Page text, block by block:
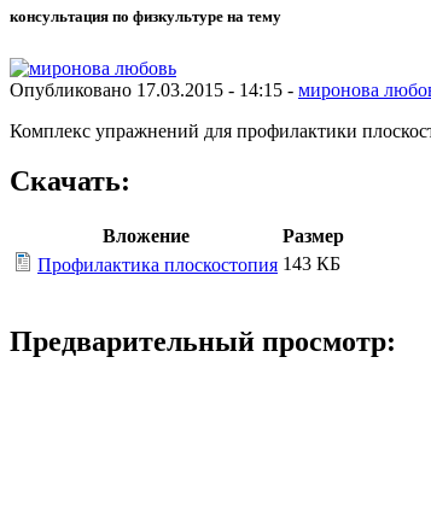
консультация по физкультуре на тему
Опубликовано 17.03.2015 - 14:15 - миронова
Комплекс упражнений для профилактики
Скачать:
Вложение
Размер
Профилактика плоскостопия 143 КБ
Предварительный просмотр: